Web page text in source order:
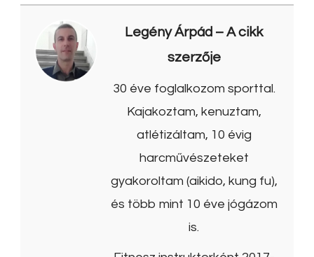
Legény Árpád – A cikk
szerzője
30 éve foglalkozom sporttal.
Kajakoztam, kenuztam,
atlétizáltam, 10 évig
harcművészeteket
gyakoroltam (aikido, kung fu),
és több mint 10 éve jógázom
is.